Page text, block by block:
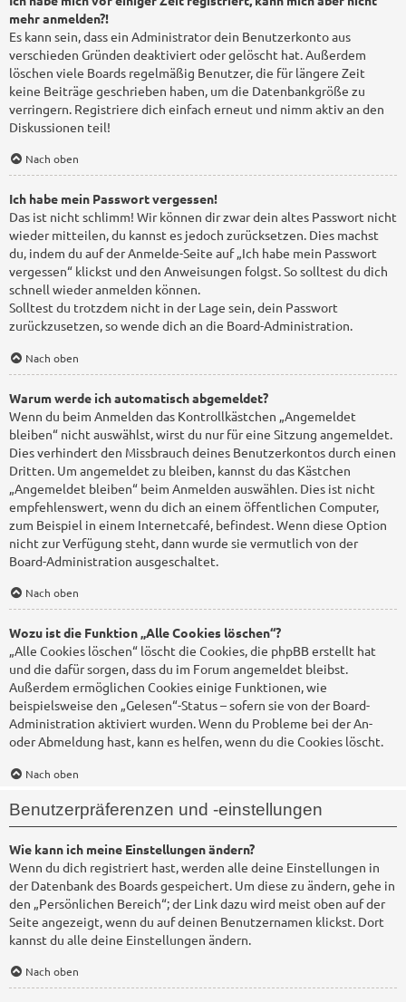
mehr anmelden?!
Es kann sein, dass ein Administrator dein Benutzerkonto aus
verschieden Gründen deaktiviert oder gelöscht hat. Außerdem
löschen viele Boards regelmäßig Benutzer, die für längere Zeit
keine Beiträge geschrieben haben, um die Datenbankgröße zu
verringern. Registriere dich einfach erneut und nimm aktiv an den
Diskussionen teil!
Nach oben
Ich habe mein Passwort vergessen!
Das ist nicht schlimm! Wir können dir zwar dein altes Passwort nicht
wieder mitteilen, du kannst es jedoch zurücksetzen. Dies machst
du, indem du auf der Anmelde-Seite auf „Ich habe mein Passwort
vergessen“ klickst und den Anweisungen folgst. So solltest du dich
schnell wieder anmelden können.
Solltest du trotzdem nicht in der Lage sein, dein Passwort
zurückzusetzen, so wende dich an die Board-Administration.
Nach oben
Warum werde ich automatisch abgemeldet?
Wenn du beim Anmelden das Kontrollkästchen „Angemeldet
bleiben“ nicht auswählst, wirst du nur für eine Sitzung angemeldet.
Dies verhindert den Missbrauch deines Benutzerkontos durch einen
Dritten. Um angemeldet zu bleiben, kannst du das Kästchen
„Angemeldet bleiben“ beim Anmelden auswählen. Dies ist nicht
empfehlenswert, wenn du dich an einem öffentlichen Computer,
zum Beispiel in einem Internetcafé, befindest. Wenn diese Option
nicht zur Verfügung steht, dann wurde sie vermutlich von der
Board-Administration ausgeschaltet.
Nach oben
Wozu ist die Funktion „Alle Cookies löschen“?
„Alle Cookies löschen“ löscht die Cookies, die phpBB erstellt hat
und die dafür sorgen, dass du im Forum angemeldet bleibst.
Außerdem ermöglichen Cookies einige Funktionen, wie
beispielsweise den „Gelesen“-Status – sofern sie von der Board-
Administration aktiviert wurden. Wenn du Probleme bei der An-
oder Abmeldung hast, kann es helfen, wenn du die Cookies löscht.
Nach oben
Benutzerpräferenzen und -einstellungen
Wie kann ich meine Einstellungen ändern?
Wenn du dich registriert hast, werden alle deine Einstellungen in
der Datenbank des Boards gespeichert. Um diese zu ändern, gehe in
den „Persönlichen Bereich“; der Link dazu wird meist oben auf der
Seite angezeigt, wenn du auf deinen Benutzernamen klickst. Dort
kannst du alle deine Einstellungen ändern.
Nach oben